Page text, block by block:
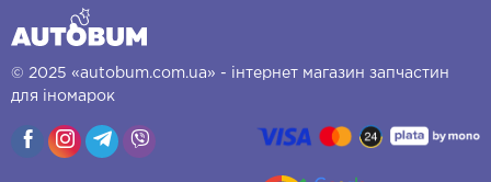
© 2025 «autobum.com.ua» - інтернет магазин запчастин
для іномарок